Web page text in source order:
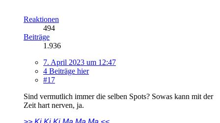
Reaktionen
494
Beiträge
1.936
7. April 2023 um 12:47
4 Beiträge hier
#17
Sind vermutlich immer die selben Spots? Sowas kann mit der
Zeit hart nerven, ja.